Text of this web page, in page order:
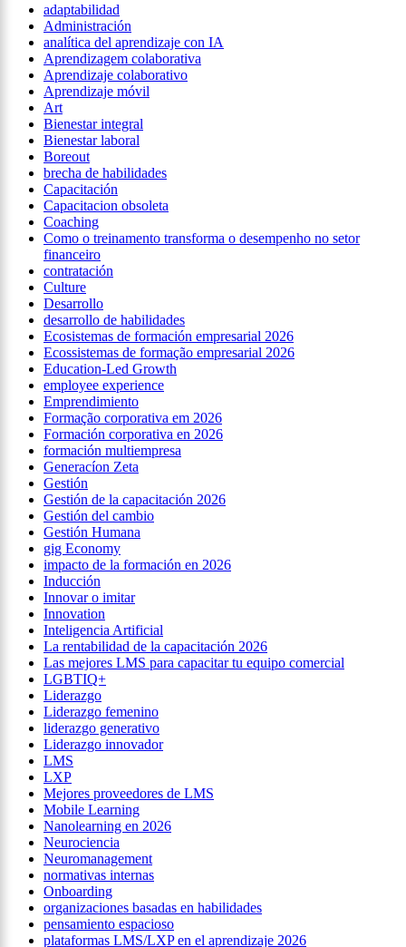
adaptabilidad
Administración
analítica del aprendizaje con IA
Aprendizagem colaborativa
Aprendizaje colaborativo
Aprendizaje móvil
Art
Bienestar integral
Bienestar laboral
Boreout
brecha de habilidades
Capacitación
Capacitacion obsoleta
Coaching
Como o treinamento transforma o desempenho no setor
financeiro
contratación
Culture
Desarrollo
desarrollo de habilidades
Ecosistemas de formación empresarial 2026
Ecossistemas de formação empresarial 2026
Education-Led Growth
employee experience
Emprendimiento
Formação corporativa em 2026
Formación corporativa en 2026
formación multiempresa
Generacíon Zeta
Gestión
Gestión de la capacitación 2026
Gestión del cambio
Gestión Humana
gig Economy
impacto de la formación en 2026
Inducción
Innovar o imitar
Innovation
Inteligencia Artificial
La rentabilidad de la capacitación 2026
Las mejores LMS para capacitar tu equipo comercial
LGBTIQ+
Liderazgo
Liderazgo femenino
liderazgo generativo
Liderazgo innovador
LMS
LXP
Mejores proveedores de LMS
Mobile Learning
Nanolearning en 2026
Neurociencia
Neuromanagement
normativas internas
Onboarding
organizaciones basadas en habilidades
pensamiento espacioso
plataformas LMS/LXP en el aprendizaje 2026